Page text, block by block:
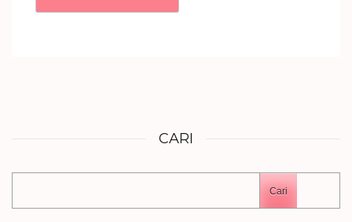
CARI
Cari